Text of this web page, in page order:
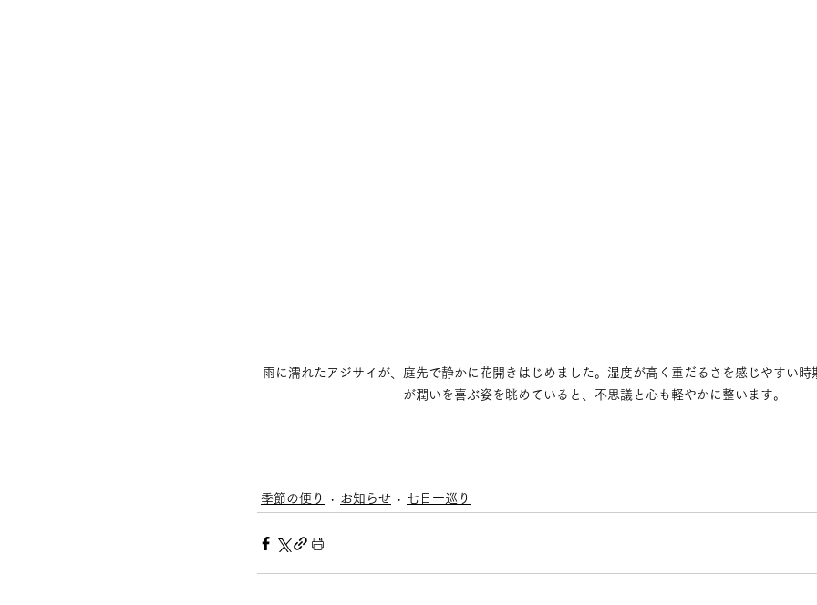
雨に濡れたアジサイが、庭先で静かに花開きはじめました。湿度が高く重だるさを感じやすい時
が潤いを喜ぶ姿を眺めていると、不思議と心も軽やかに整います。
季節の便り お知らせ 七日一巡り